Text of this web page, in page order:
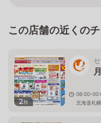
この店舗の近くの
2枚
06:00-
北海道札